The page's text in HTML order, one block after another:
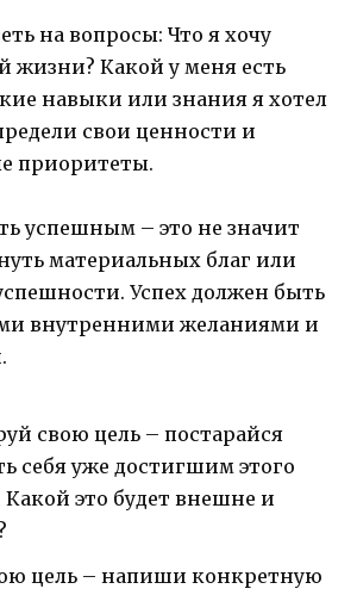
на вопросы: Что я хочу
жизни? Какой у меня есть
навыки или знания я хотел
свои ценности и
приоритеты.
успешным – это не значит
материальных благ или
Успех должен быть
внутренними желаниями и
свою цель – постарайся
себя уже достигшим этого
Какой это будет внешне и
цель – напиши конкретную